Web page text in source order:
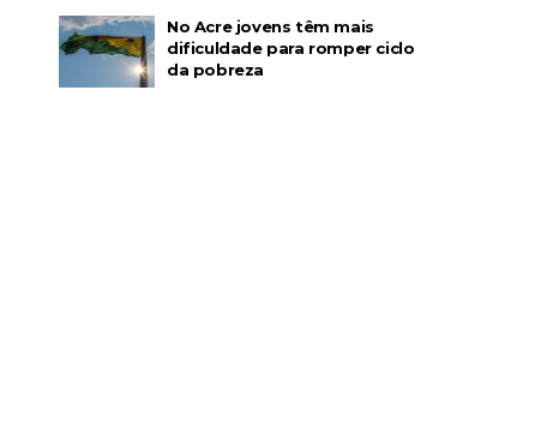
No Acre jovens têm mais
dificuldade para romper ciclo
da pobreza